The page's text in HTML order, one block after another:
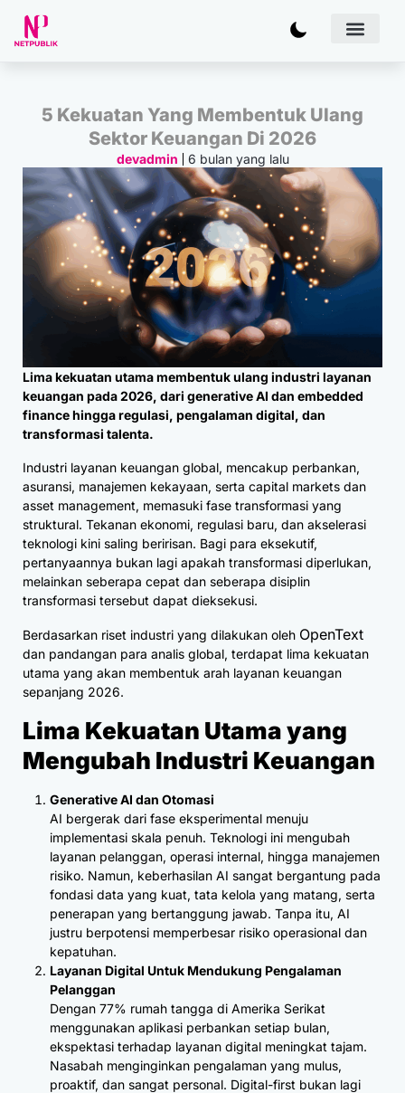
5 Kekuatan Yang Membentuk Ulang
Sektor Keuangan Di 2026
devadmin 6 bulan yang lalu
Lima kekuatan utama membentuk ulang industri layanan
keuangan pada 2026, dari generative AI dan embedded
finance hingga regulasi, pengalaman digital, dan
transformasi talenta.
Industri layanan keuangan global, mencakup perbankan,
asuransi, manajemen kekayaan, serta capital markets dan
asset management, memasuki fase transformasi yang
struktural. Tekanan ekonomi, regulasi baru, dan akselerasi
teknologi kini saling beririsan. Bagi para eksekutif,
pertanyaannya bukan lagi apakah transformasi diperlukan,
melainkan seberapa cepat dan seberapa disiplin
transformasi tersebut dapat dieksekusi.
Berdasarkan riset industri yang dilakukan oleh OpenText
dan pandangan para analis global, terdapat lima kekuatan
utama yang akan membentuk arah layanan keuangan
sepanjang 2026.
Lima Kekuatan Utama yang
Mengubah Industri Keuangan
Generative AI dan Otomasi
AI bergerak dari fase eksperimental menuju
implementasi skala penuh. Teknologi ini mengubah
layanan pelanggan, operasi internal, hingga manajemen
risiko. Namun, keberhasilan AI sangat bergantung pada
fondasi data yang kuat, tata kelola yang matang, serta
penerapan yang bertanggung jawab. Tanpa itu, AI
justru berpotensi memperbesar risiko operasional dan
kepatuhan.
Layanan Digital Untuk Mendukung Pengalaman
Pelanggan
Dengan 77% rumah tangga di Amerika Serikat
menggunakan aplikasi perbankan setiap bulan,
ekspektasi terhadap layanan digital meningkat tajam.
Nasabah menginginkan pengalaman yang mulus,
proaktif, dan sangat personal. Digital-first bukan lagi